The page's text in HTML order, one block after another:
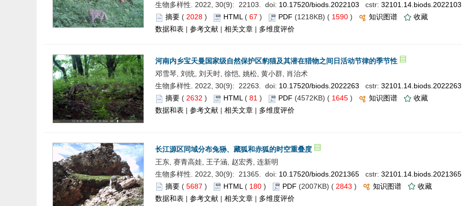
生物多样性. 2022, 30(9): 22103. doi: 10.17520/biods.2022103 cstr: 32101.14.biods.2022103
摘要 ( 2028 ) HTML( 67 ) PDF (1218KB) ( 1590 ) 知识图谱
收藏
数据和表 | 参考文献 | 相关文章 | 多维度评价
河南内乡宝天曼国家级自然保护区豹猫及其潜在猎物之间日活动节律的季节性
邓雪琴, 刘统, 刘天时, 徐恺, 姚松, 黄小群, 肖治术
生物多样性. 2022, 30(9): 22263. doi: 10.17520/biods.2022263 cstr: 32101.14.biods.2022263
摘要 ( 2632 ) HTML( 81 ) PDF (4572KB) ( 1645 ) 知识图谱
收藏
数据和表 | 参考文献 | 相关文章 | 多维度评价
长江源区同域分布兔狲、藏狐和赤狐的时空重叠度
王东, 赛青高娃, 王子涵, 赵宏秀, 连新明
生物多样性. 2022, 30(9): 21365. doi: 10.17520/biods.2021365 cstr: 32101.14.biods.2021365
摘要 ( 5687 ) HTML ( 180 ) PDF (2007KB) ( 2843 ) 知识图谱
收藏
数据和表 | 参考文献 | 相关文章 | 多维度评价